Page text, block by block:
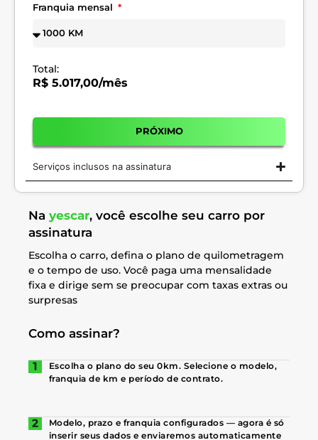
Franquia mensal
Total:
R$ 5.017,00/mês
PRÓXIMO
Serviços inclusos na assinatura
Na yescar, você escolhe seu carro por
assinatura
Escolha o carro, defina o plano de quilometragem
e o tempo de uso. Você paga uma mensalidade
fixa e dirige sem se preocupar com taxas extras ou
surpresas
Como assinar?
Escolha o plano do seu 0km. Selecione o modelo,
franquia de km e período de contrato.
Modelo, prazo e franquia configurados — agora é só
inserir seus dados e enviaremos automaticamente